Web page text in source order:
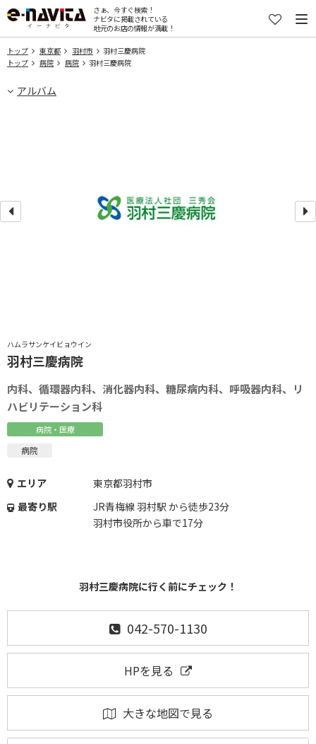
さぁ、今すぐ検索！
ナビタに掲載されている
地元のお店の情報が満載！
トップ 東京都 羽村市
羽村三慶病院
トップ
病院 病院 羽村三慶病院
アルバム
ハムラサンケイビョウイン
羽村三慶病院
内科、循環器内科、消化器内科、糖尿病内科、呼吸器内科、リ
ハビリテーション科
病院・医療
病院
エリア
東京都羽村市
最寄り駅
JR青梅線 羽村駅 から徒歩23分
羽村市役所から車で17分
羽村三慶病院に行く前にチェック！
042-570-1130
HPを見る
大きな地図で見る